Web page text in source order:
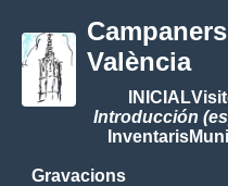
València
INICIAL
Introducción
Inventaris
Gravacions